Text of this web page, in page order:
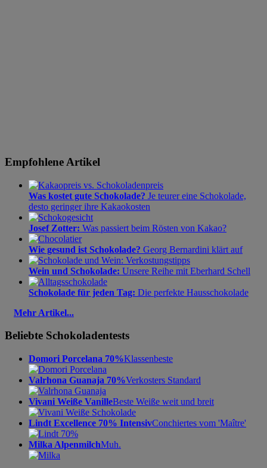
Empfohlene Artikel
Was kostet gute Schokolade? Je teurer eine Schokolade,
desto geringer ihre Kakaokosten
Josef Zotter: Was passiert beim Rösten von Kakao?
Wie gesund ist Schokolade? Georg Bernardini klärt auf
Wein und Schokolade: Unsere Reihe mit Eberhard Schell
Schokolade für jeden Tag: Die perfekte Hausschokolade
Mehr Artikel...
Beliebte Schokoladentests
Domori Porcelana 70%Klassenbeste
Valrhona Guanaja 70%Verkosters Standard
Vivani Weiße VanilleBeste Weiße weit und breit
Lindt Excellence 70% IntensivConchiertes vom 'Maître'
Milka AlpenmilchMuh.